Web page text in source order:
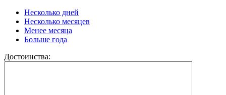
Несколько дней
Несколько месяцев
Менее месяца
Больше года
Достоинства: